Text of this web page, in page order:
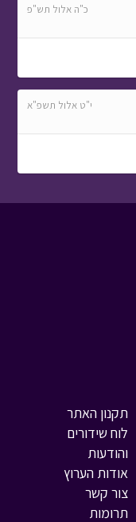
כ"ה אלול תש"פ
י"ט אלול תשפ"א
תקנון האתר
לוח שידורים
והודעות
אודות הערוץ
צור קשר
תרומות